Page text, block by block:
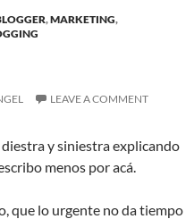
,MARKETING,
LEAVE A COMMENT
y siniestra explicando
menos por acá.
que lo urgente no da tiempo